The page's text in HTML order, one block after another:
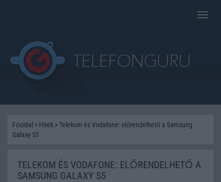
Toggle
Főoldal > Hírek >Telekom és Vodafone: előrendelhető a Samsung
Galaxy S5
TELEKOM ÉS VODAFONE: ELŐRENDELHETŐ A
SAMSUNG GALAXY S5